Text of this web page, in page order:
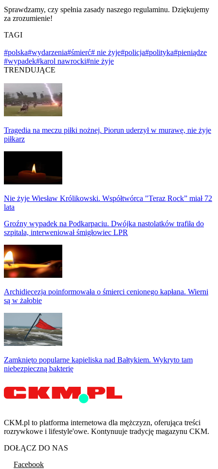
Sprawdzamy, czy spełnia zasady naszego regulaminu. Dziękujemy
za zrozumienie!
TAGI
#polska#wydarzenia#śmierć# nie żyje#policja#polityka#pieniądze
#wypadek#karol nawrocki#nie żyje
TRENDUJĄCE
Tragedia na meczu piłki nożnej. Piorun uderzył w murawę, nie żyje
piłkarz
Nie żyje Wiesław Królikowski. Współtwórca "Teraz Rock” miał 72
lata
Groźny wypadek na Podkarpaciu. Dwójka nastolatków trafiła do
szpitala, interweniował śmigłowiec LPR
Archidiecezja poinformowała o śmierci cenionego kapłana. Wierni
są w żałobie
Zamknięto popularne kąpieliska nad Bałtykiem. Wykryto tam
niebezpieczną bakterię
CKM.pl to platforma internetowa dla mężczyzn, oferująca treści
rozrywkowe i lifestyle'owe. Kontynuuje tradycję magazynu CKM.
DOŁĄCZ DO NAS
Facebook